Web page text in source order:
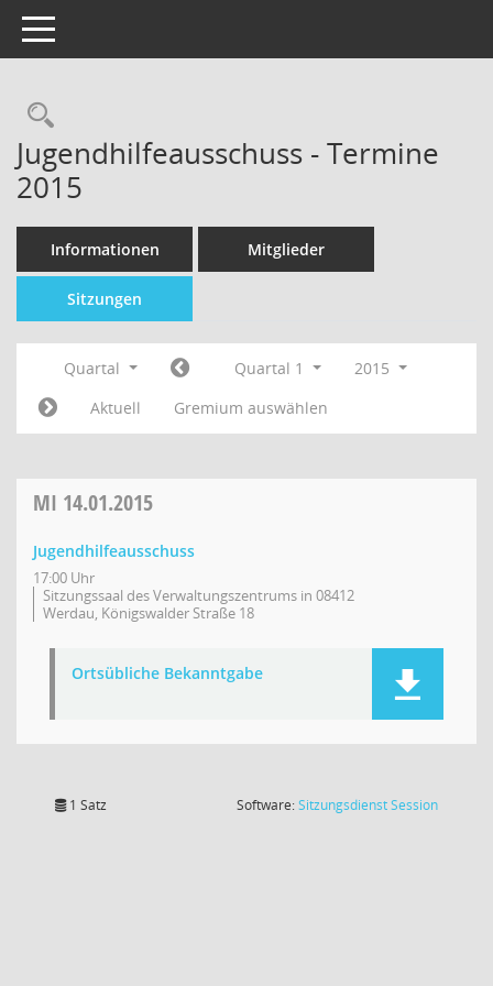
Toggle navigation
Jugendhilfeausschuss - Termine
2015
Informationen Mitglieder
Sitzungen
Quartal Quartal 1
2015
Aktuell
Gremium auswählen
MI 14.01.2015
Jugendhilfeausschuss
17:00 Uhr
Sitzungssaal des Verwaltungszentrums in 08412
Werdau, Königswalder Straße 18
Ortsübliche Bekanntgabe
1 Satz Software:SitzungsdienstSession(Wird in